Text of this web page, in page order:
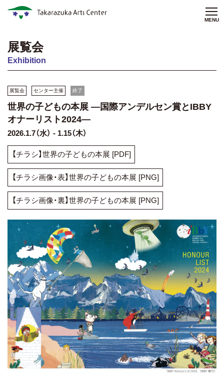
MENU
展覧会
Exhibition
展覧会 センター主催 終了
世界の子どもの本展 —国際アンデルセン賞とIBBY
オナーリスト2024—
2026.1.7（水） - 1.15（木）
【チラシ】世界の子どもの本展 [PDF]
【チラシ画像・表】世界の子どもの本展 [PNG]
【チラシ画像・裏】世界の子どもの本展 [PNG]